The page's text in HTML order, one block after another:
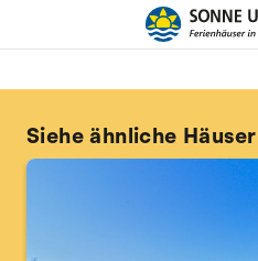
Siehe ähnliche Häuser